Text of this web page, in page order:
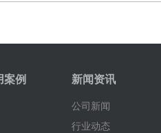
案例 新闻资讯
公司新闻
行业动态